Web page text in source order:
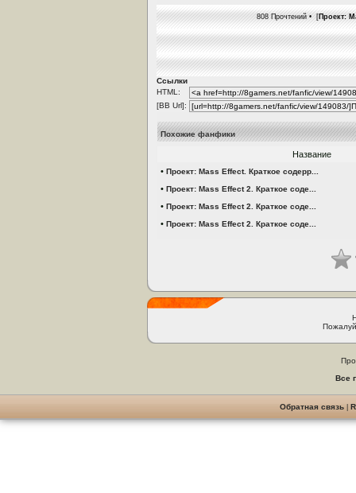
808 Прочтений • [ Проект:
Ссылки
HTML:
[BB Url]:
Похожие фанфики
Название
• Проект: Mass Effect. Краткое содерр...
• Проект: Mass Effect 2. Краткое соде...
• Проект: Mass Effect 2. Краткое соде...
• Проект: Mass Effect 2. Краткое соде...
Все
Обратная связь